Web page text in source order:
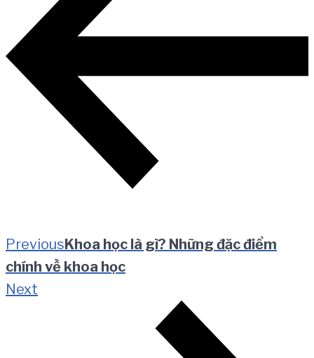
bài
viết
PreviousKhoa học là gì? Những đặc điểm
chính về khoa học
Next